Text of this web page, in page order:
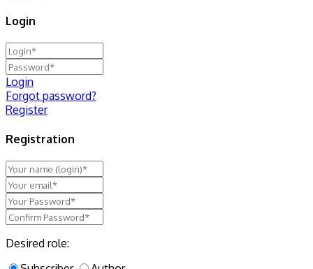
Login
Login
Forgot password?
Register
Registration
Desired role: